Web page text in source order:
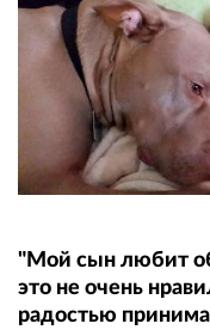
"Мой сын любит
это не очень
радостью